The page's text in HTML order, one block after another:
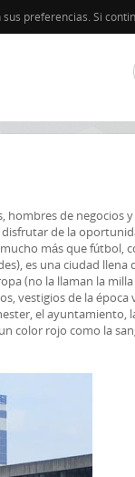
preferencias. Si
hombres de negocios
de la
más que fútbol,
es una ciudad llena
(no la llaman la
vestigios de la época
el ayuntamiento,
color rojo como la